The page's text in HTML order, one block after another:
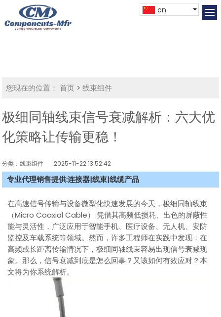
cn
您现在的位置： 首页 >线束组件
极细同轴线束信号衰减解析：六大优
化策略让传输更稳！
分类：线束组件 2025-11-22 13:52:42
专业代理销售提供:连接器|线束|线缆产品
在高速信号传输与设备微型化快速发展的今天，极细同轴线束
（Micro Coaxial Cable） 凭借其高频低损耗、出色的屏蔽性
能与灵活性，广泛应用于智能手机、医疗设备、无人机、安防
监控及车载系统等领域。然而，许多工程师在实践中发现：在
高频或长距离传输情况下，极细同轴线束容易出现信号衰减现
象。那么，信号衰减到底是怎么回事？又该如何有效应对？本
文将为你系统解析。